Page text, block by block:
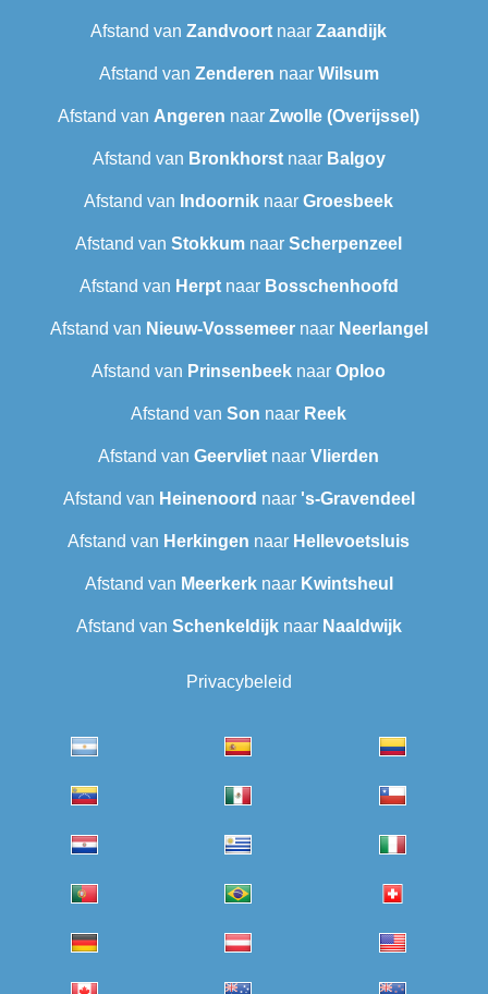
Afstand van Zandvoort naar Zaandijk
Afstand van Zenderen naar Wilsum
Afstand van Angeren naar Zwolle (Overijssel)
Afstand van Bronkhorstnaar Balgoy
Afstand van Indoornik naar Groesbeek
Afstand van Stokkum naar Scherpenzeel
Afstand van Herptnaar Bosschenhoofd
Afstand van Nieuw-Vossemeernaar Neerlangel
Afstand van Prinsenbeek naar Oploo
Afstand van Son naar Reek
Afstand van Geervliet naar Vlierden
Afstand van Heinenoord naar 's-Gravendeel
Afstand van Herkingen naar Hellevoetsluis
Afstand van Meerkerknaar Kwintsheul
Afstand van Schenkeldijknaar Naaldwijk
Privacybeleid